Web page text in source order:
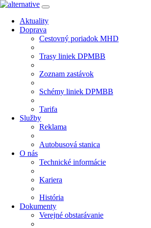
Aktuality
Doprava
Cestovný poriadok MHD
Trasy liniek DPMBB
Zoznam zastávok
Schémy liniek DPMBB
Tarifa
Služby
Reklama
Autobusová stanica
O nás
Technické informácie
Kariera
História
Dokumenty
Verejné obstarávanie